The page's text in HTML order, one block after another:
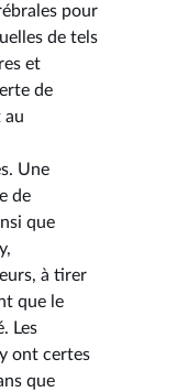
pour
de tels
et
de
au
Une
de
que
à tirer
que le
Les
ont certes
que